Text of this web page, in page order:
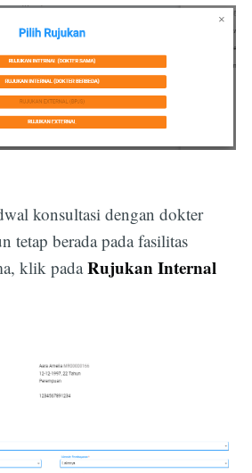
konsultasi dengan dokter
tetap berada pada fasilitas
klik padaRujukan Internal